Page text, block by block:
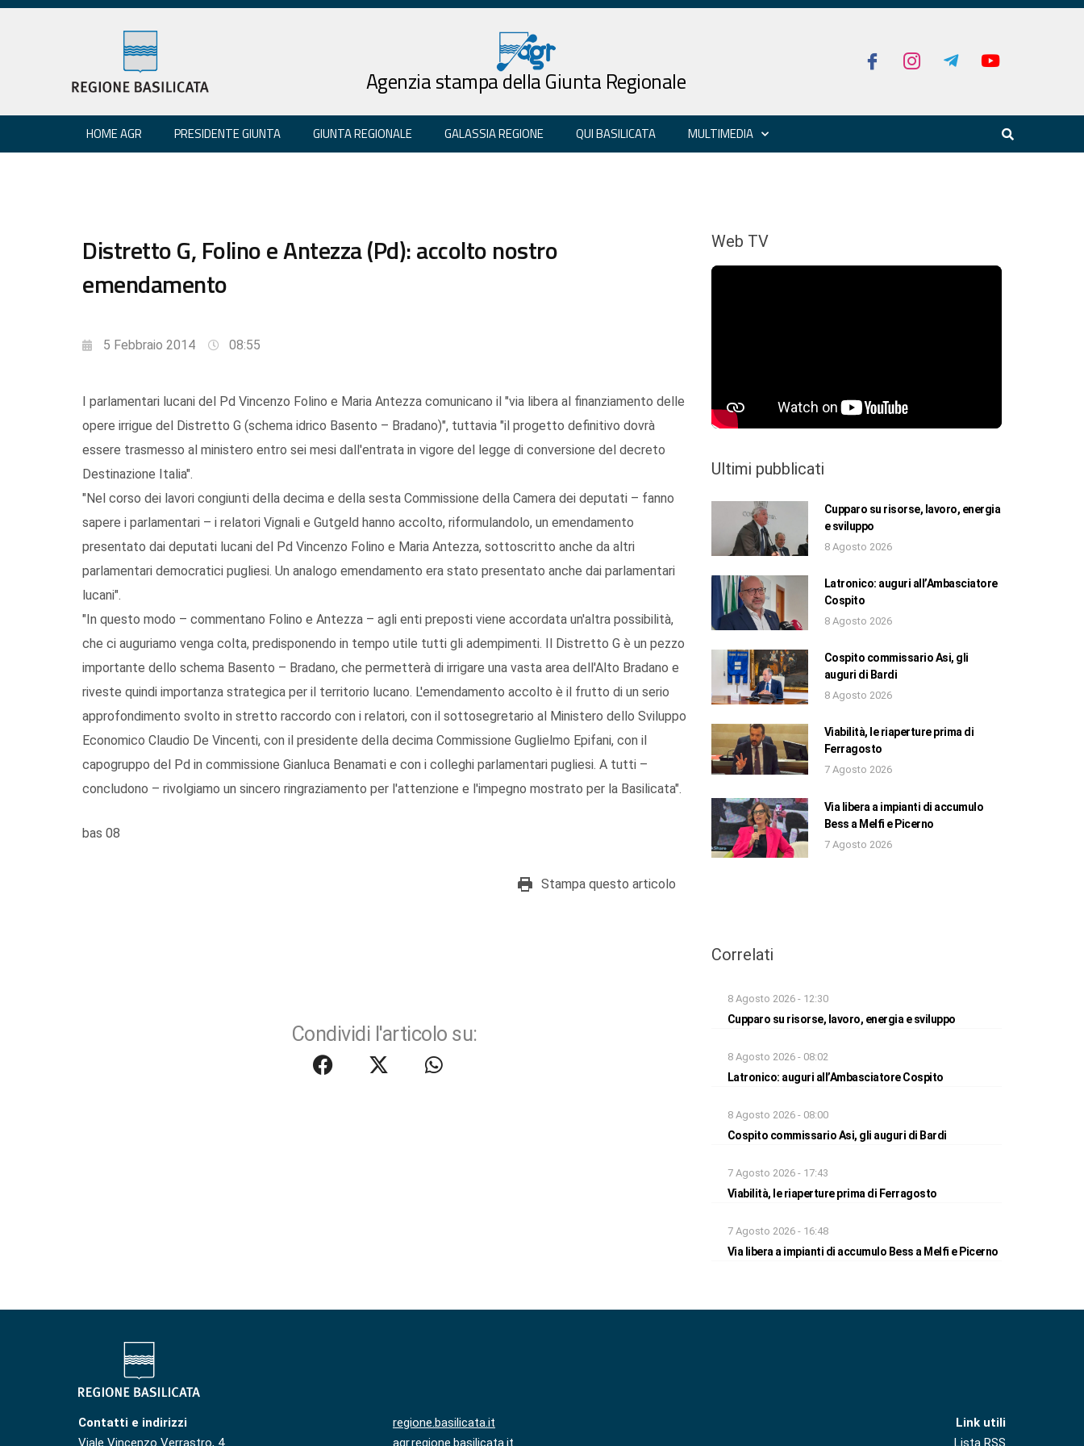
Agenzia stampa della Giunta Regionale
HOME AGR PRESIDENTE GIUNTA GIUNTA REGIONALE GALASSIA REGIONE QUI BASILICATA MULTIMEDIA
Distretto G, Folino e Antezza (Pd): accolto nostro
emendamento
5 Febbraio 2014 08:55
I parlamentari lucani del Pd Vincenzo Folino e Maria Antezza comunicano il "via libera al finanziamento delle
opere irrigue del Distretto G (schema idrico Basento – Bradano)", tuttavia "il progetto definitivo dovrà
essere trasmesso al ministero entro sei mesi dall'entrata in vigore del legge di conversione del decreto
Destinazione Italia".
"Nel corso dei lavori congiunti della decima e della sesta Commissione della Camera dei deputati – fanno
sapere i parlamentari – i relatori Vignali e Gutgeld hanno accolto, riformulandolo, un emendamento
presentato dai deputati lucani del Pd Vincenzo Folino e Maria Antezza, sottoscritto anche da altri
parlamentari democratici pugliesi. Un analogo emendamento era stato presentato anche dai parlamentari
lucani".
"In questo modo – commentano Folino e Antezza – agli enti preposti viene accordata un'altra possibilità,
che ci auguriamo venga colta, predisponendo in tempo utile tutti gli adempimenti. Il Distretto G è un pezzo
importante dello schema Basento – Bradano, che permetterà di irrigare una vasta area dell'Alto Bradano e
riveste quindi importanza strategica per il territorio lucano. L'emendamento accolto è il frutto di un serio
approfondimento svolto in stretto raccordo con i relatori, con il sottosegretario al Ministero dello Sviluppo
Economico Claudio De Vincenti, con il presidente della decima Commissione Guglielmo Epifani, con il
capogruppo del Pd in commissione Gianluca Benamati e con i colleghi parlamentari pugliesi. A tutti –
concludono – rivolgiamo un sincero ringraziamento per l'attenzione e l'impegno mostrato per la Basilicata".
bas 08
Stampa questo articolo
Condividi l'articolo su:
Web TV
Ultimi pubblicati
Cupparo su risorse, lavoro, energia
e sviluppo
8 Agosto 2026
Latronico: auguri all’Ambasciatore
Cospito
8 Agosto 2026
Cospito commissario Asi, gli
auguri di Bardi
8 Agosto 2026
Viabilità, le riaperture prima di
Ferragosto
7 Agosto 2026
Via libera a impianti di accumulo
Bess a Melfi e Picerno
7 Agosto 2026
Correlati
8 Agosto 2026 - 12:30
Cupparo su risorse, lavoro, energia e sviluppo
8 Agosto 2026 - 08:02
Latronico: auguri all’Ambasciatore Cospito
8 Agosto 2026 - 08:00
Cospito commissario Asi, gli auguri di Bardi
7 Agosto 2026 - 17:43
Viabilità, le riaperture prima di Ferragosto
7 Agosto 2026 - 16:48
Via libera a impianti di accumulo Bess a Melfi e Picerno
Contatti e indirizzi
Viale Vincenzo Verrastro, 4
regione.basilicata.it
agr.regione.basilicata.it
Link utili
Lista RSS